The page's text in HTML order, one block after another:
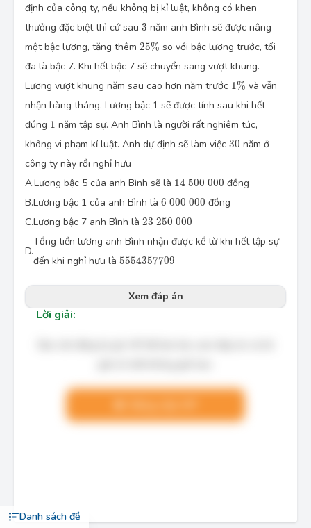
Danh sách đề
định của công ty, nếu không bị kỉ luật, không có khen
thưởng đặc biệt thì cứ sau 3
3 năm anh Bình sẽ được nâng
một bậc lương, tăng thêm 25%
25\% so với bậc lương trước, tối
đa là bậc 7. Khi hết bậc 7 sẽ chuyển sang vượt khung.
Lương vượt khung năm sau cao hơn năm trước 1%
1\% và vẫn
nhận hàng tháng. Lương bậc 1 sẽ được tính sau khi hết
đúng 1
1 năm tập sự. Anh Bình là người rất nghiêm túc,
không vi phạm kỉ luật. Anh dự định sẽ làm việc 30
30 năm ở
công ty này rồi nghỉ hưu
A.Lương bậc 5 của anh Bình sẽ là 14
14 500
500 000
000 đồng
B.Lương bậc 1 của anh Bình là 6
6 000
000 000
000 đồng
C.Lương bậc 7 anh Bình là 23
23 250
250 000
000
D.
Tổng tiền lương anh Bình nhận được kể từ khi hết tập sự
đến khi nghỉ hưu là 5554357709
5 \, 554 \, 357 \, 709
Xem đáp án
Lời giải: